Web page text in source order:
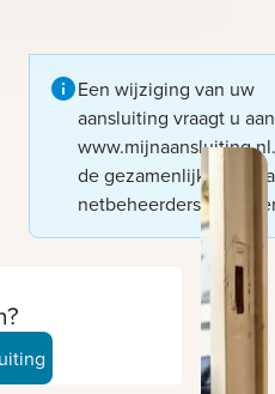
Een wijziging van uw
aansluiting vraagt u
www.mijnaansluiting.nl.
de gezamenlijke site
netbeheerders in